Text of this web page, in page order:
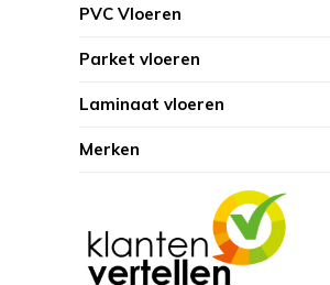
PVC Vloeren
Parket vloeren
Laminaat vloeren
Merken